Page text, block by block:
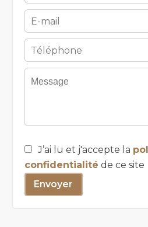
J’ai lu et j'accepte la
confidentialité de ce site
Envoyer